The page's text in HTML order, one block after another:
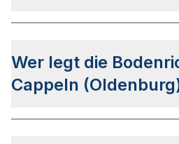
jeweiligen Stadt- und
können Sie beiBORIS
Adresse suchen bzw. beim
für Grundstückswerte im
Wer legt die
Cappeln